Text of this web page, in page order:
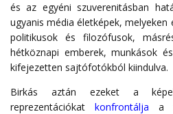
és az egyéni szuverenitásban
ugyanis média életképek, melyeken
politikusok és filozófusok,
hétköznapi emberek, munkások
kifejezetten sajtófotókból kiindulva.
Birkás aztán ezeket a
reprezentációkat konfrontálja a